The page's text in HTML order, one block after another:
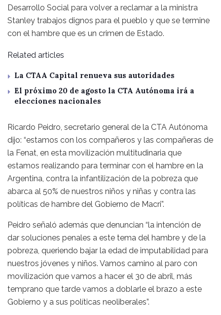
Desarrollo Social para volver a reclamar a la ministra
Stanley trabajos dignos para el pueblo y que se termine
con el hambre que es un crimen de Estado.
Related articles
La CTAA Capital renueva sus autoridades
El próximo 20 de agosto la CTA Autónoma irá a
elecciones nacionales
Ricardo Peidro, secretario general de la CTA Autónoma
dijo: “estamos con los compañeros y las compañeras de
la Fenat, en esta movilización multitudinaria que
estamos realizando para terminar con el hambre en la
Argentina, contra la infantilización de la pobreza que
abarca al 50% de nuestros niños y niñas y contra las
políticas de hambre del Gobierno de Macri”.
Peidro señaló además que denuncian “la intención de
dar soluciones penales a este tema del hambre y de la
pobreza, queriendo bajar la edad de imputabilidad para
nuestros jóvenes y niños. Vamos camino al paro con
movilización que vamos a hacer el 30 de abril, más
temprano que tarde vamos a doblarle el brazo a este
Gobierno y a sus políticas neoliberales”.